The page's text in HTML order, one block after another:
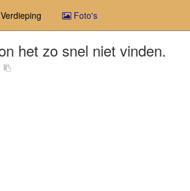
Verdieping Foto's
het zo snel niet vinden.